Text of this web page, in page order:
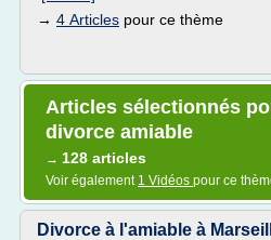
→ 4 Articles pour ce thème
Articles sélectionnés
divorce amiable
→ 128 articles
Voir également 1 Vidéos pour ce
Divorce à l'amiable à